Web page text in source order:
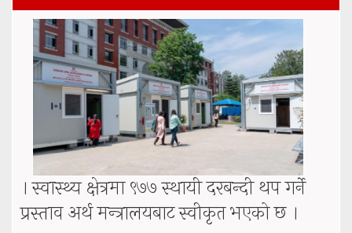
। स्वास्थ्य क्षेत्रमा ९७७ स्थायी दरबन्दी थप गर्ने
प्रस्ताव अर्थ मन्त्रालयबाट स्वीकृत भएको छ ।